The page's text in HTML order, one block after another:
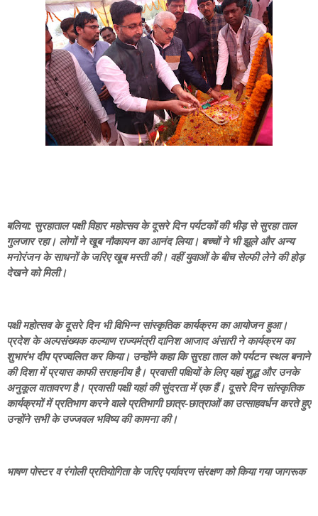
बलिया: सुरहाताल पक्षी विहार महोत्सव के दूसरे दिन पर्यटकों की भीड़ से सुरहा ताल
गुलजार रहा। लोगों ने खूब नौकायन का आनंद लिया। बच्चों ने भी झूले और अन्य
मनोरंजन के साधनों के जरिए खूब मस्ती की। वहीं युवाओं के बीच सेल्फी लेने की होड़
देखने को मिली।
पक्षी महोत्सव के दूसरे दिन भी विभिन्न सांस्कृतिक कार्यक्रम का आयोजन हुआ।
प्रदेश के अल्पसंख्यक कल्याण राज्यमंत्री दानिश आजाद अंसारी ने कार्यक्रम का
शुभारंभ दीप प्रज्वलित कर किया। उन्होंने कहा कि सुरहा ताल को पर्यटन स्थल बनाने
की दिशा में प्रयास काफी सराहनीय है। प्रवासी पक्षियों के लिए यहां शुद्ध और उनके
अनुकूल वातावरण है। प्रवासी पक्षी यहां की सुंदरता में एक हैं। दूसरे दिन सांस्कृतिक
कार्यक्रमों में प्रतिभाग करने वाले प्रतिभागी छात्र-छात्राओं का उत्साहवर्धन करते हुए
उन्होंने सभी के उज्जवल भविष्य की कामना की।
भाषण पोस्टर व रंगोली प्रतियोगिता के जरिए पर्यावरण संरक्षण को किया गया जागरूक